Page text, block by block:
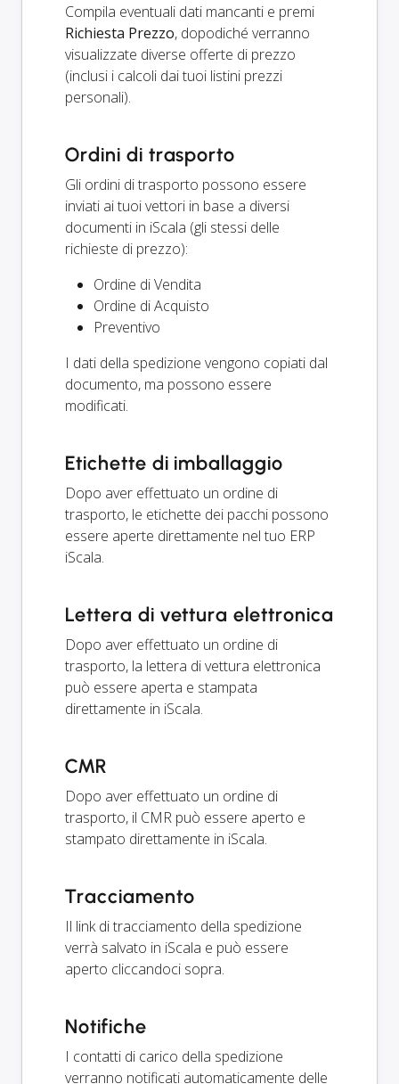
Compila eventuali dati mancanti e premi
Richiesta Prezzo, dopodiché verranno
visualizzate diverse offerte di prezzo
(inclusi i calcoli dai tuoi listini prezzi
personali).
Ordini di trasporto
Gli ordini di trasporto possono essere
inviati ai tuoi vettori in base a diversi
documenti in iScala (gli stessi delle
richieste di prezzo):
Ordine di Vendita
Ordine di Acquisto
Preventivo
I dati della spedizione vengono copiati dal
documento, ma possono essere
modificati.
Etichette di imballaggio
Dopo aver effettuato un ordine di
trasporto, le etichette dei pacchi possono
essere aperte direttamente nel tuo ERP
iScala.
Lettera di vettura elettronica
Dopo aver effettuato un ordine di
trasporto, la lettera di vettura elettronica
può essere aperta e stampata
direttamente in iScala.
CMR
Dopo aver effettuato un ordine di
trasporto, il CMR può essere aperto e
stampato direttamente in iScala.
Tracciamento
Il link di tracciamento della spedizione
verrà salvato in iScala e può essere
aperto cliccandoci sopra.
Notifiche
I contatti di carico della spedizione
verranno notificati automaticamente delle